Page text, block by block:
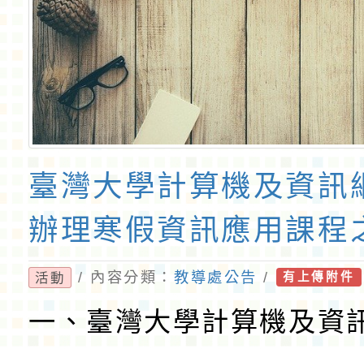
臺灣大學計算機及資訊
辦理寒假資訊應用課程
活動 / 內容分類：教導處公告 / 有上傳附件
一、臺灣大學計算機及資